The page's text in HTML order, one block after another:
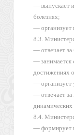
— выпускает
болезнях;
— организует
8.3.
— отвечает за
— занимается
достижениях
— организует
— отвечает за
динамических
8.4.
— формирует